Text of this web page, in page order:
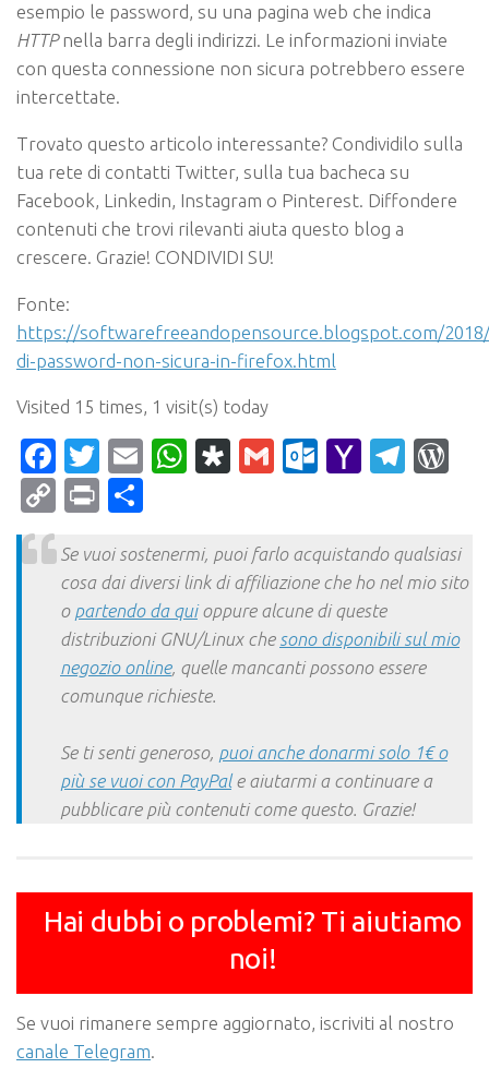
esempio le password, su una pagina web che indica
HTTPnella barra degli indirizzi. Le informazioni inviate
con questa connessione non sicura potrebbero essere
intercettate.
Trovato questo articolo interessante? Condividilo sulla
tua rete di contatti Twitter, sulla tua bacheca su
Facebook, Linkedin, Instagram o Pinterest. Diffondere
contenuti che trovi rilevanti aiuta questo blog a
crescere. Grazie! CONDIVIDI SU!
Fonte:
https://softwarefreeandopensource.blogspot.com/
di-password-non-sicura-in-firefox.html
Visited 15 times, 1 visit(s) today
Facebook
Twitter
EmailWhatsApp
Diaspora
Gmail Yahoo
CopyPrint
Se vuoi sostenermi, puoi farlo acquistando qualsiasi
cosa dai diversi link di affiliazione che ho nel mio sito
o partendo da quioppure alcune di queste
distribuzioni GNU/Linux che sono disponibili sul mio
negozio online, quelle mancanti possono essere
comunque richieste.
Se ti senti generoso, puoi anche donarmi solo 1€ o
più se vuoi con PayPale aiutarmi a continuare a
pubblicare più contenuti come questo. Grazie!
Hai dubbi o problemi? Ti aiutiamo
noi!
Se vuoi rimanere sempre aggiornato, iscriviti al nostro
canale Telegram.